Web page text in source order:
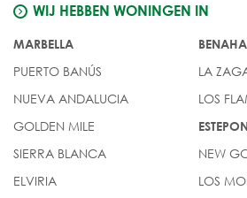
WIJ HEBBEN WONINGEN IN
MARBELLA
PUERTO BANÚS
NUEVA ANDALUCIA
GOLDEN MILE
SIERRA BLANCA
ELVIRIA
LA
LOS
NEW
LOS